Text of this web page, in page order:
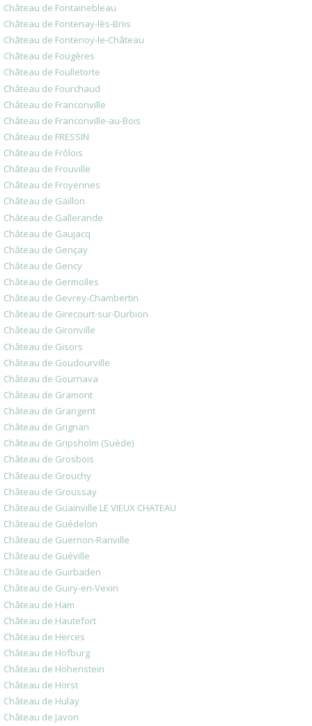
Château de Fontainebleau
Château de Fontenay-lès-Briis
Château de Fontenoy-le-Château
Château de Fougères
Château de Foulletorte
Château de Fourchaud
Château de Franconville
Château de Franconville-au-Bois
Château de FRESSIN
Château de Frôlois
Château de Frouville
Château de Froyennes
Château de Gaillon
Château de Gallerande
Château de Gaujacq
Château de Gençay
Château de Gency
Château de Germolles
Château de Gevrey-Chambertin
Château de Girecourt-sur-Durbion
Château de Gironville
Château de Gisors
Château de Goudourville
Château de Gournava
Château de Gramont
Château de Grangent
Château de Grignan
Château de Gripsholm (Suède)
Château de Grosbois
Château de Grouchy
Château de Groussay
Château de Guainville LE VIEUX CHATEAU
Château de Guédelon
Château de Guernon-Ranville
Château de Guéville
Château de Guirbaden
Château de Guiry-en-Vexin
Château de Ham
Château de Hautefort
Château de Herces
Château de Hofburg
Château de Hohenstein
Château de Horst
Château de Hulay
Château de Javon